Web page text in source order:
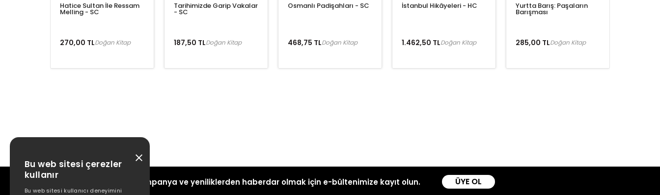
Hatice Sultan İle Ressam
Melling - SC
270,00 TLDoğan Kitap
Tarihimizde Garip Vakalar
- SC
187,50 TLDoğan Kitap
Osmanlı Padişahları - SC
468,75 TLDoğan Kitap
İstanbul Hikâyeleri - HC
1.462,50 TLDoğan Kitap
Yurtta Barış: Paşaların
Barışması
285,00 TLDoğan Kitap
Kampanya ve yeniliklerden haberdar olmak için e-bültenimize kayıt olun. ÜYE OL
Bu web sitesi çerezler
kullanır
Bu web sitesi kullanıcı deneyimini